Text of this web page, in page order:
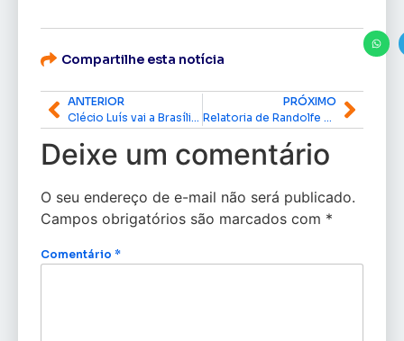
Compartilhe esta notícia
ANTERIOR
PRÓXIMO
Deixe um comentário
O seu endereço de e-mail não será publicado.
Campos obrigatórios são marcados com *
Comentário *